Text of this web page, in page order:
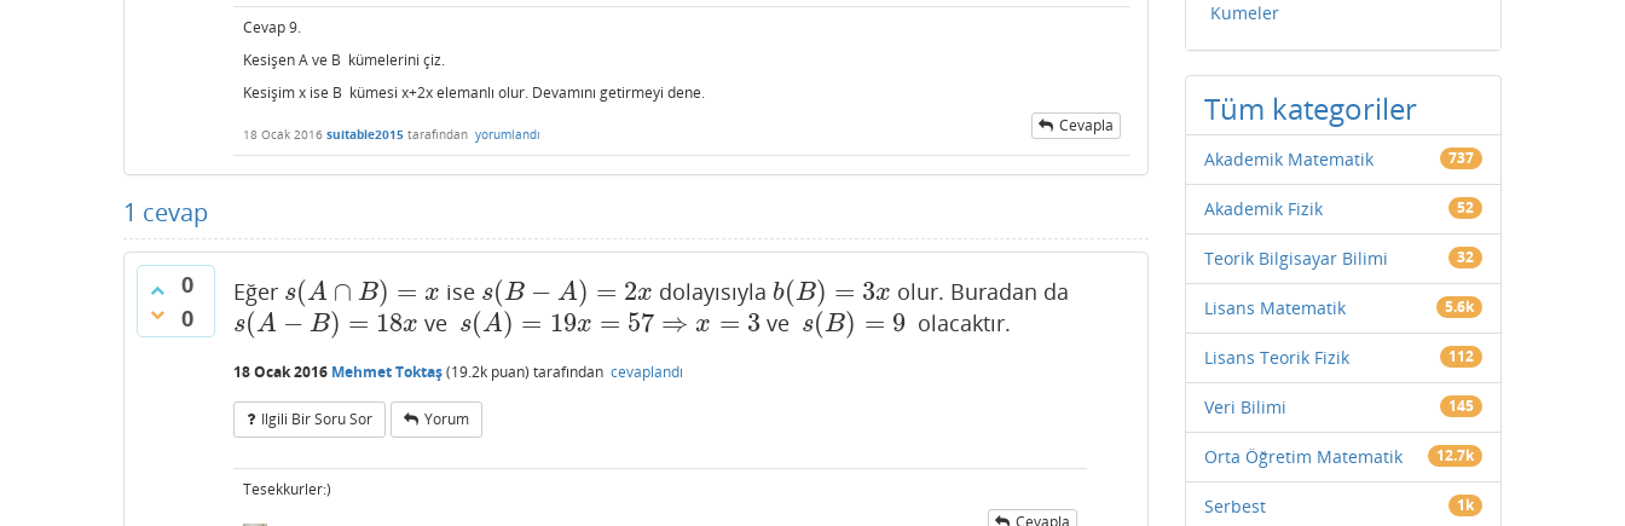
Cevap 9.
Kesişen A ve B kümelerini çiz.
Kesişim x ise B kümesi x+2x elemanlı olur. Devamını getirmeyi dene.
18 Ocak 2016 suitable2015 tarafından yorumlandı Cevapla
1 cevap
0
0
Eğer s(A ∩ B) = x
s(A∩ B) =x ise s(B − A) = 2x
s(B− A)= 2x dolayısıyla b(B) = 3x
b(B)= 3x olur. Buradan da
s(A − B) = 18x
s(A− B)= 18x ve s(A) = 19x = 57 ⇒ x = 3
s(A)=19x =57⇒ x= 3 ve s(B) = 9
s(B)=9 olacaktır.
18 Ocak 2016 Mehmet Toktaş(19.2k puan) tarafından cevaplandı
Ilgili Bir Soru Sor Yorum
Tesekkurler:)
Kumeler
Tüm kategoriler
Akademik Matematik 737
Akademik Fizik 52
Teorik Bilgisayar Bilimi 32
Lisans Matematik 5.6k
Lisans Teorik Fizik 112
Veri Bilimi 145
Orta Öğretim Matematik 12.7k
Serbest 1k